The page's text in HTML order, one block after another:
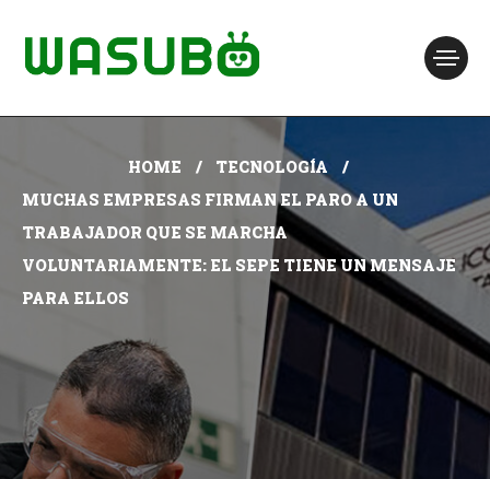
HOME
TECNOLOGÍA
MUCHAS EMPRESAS FIRMAN EL PARO A UN
TRABAJADOR QUE SE MARCHA
VOLUNTARIAMENTE: EL SEPE TIENE UN MENSAJE
PARA ELLOS